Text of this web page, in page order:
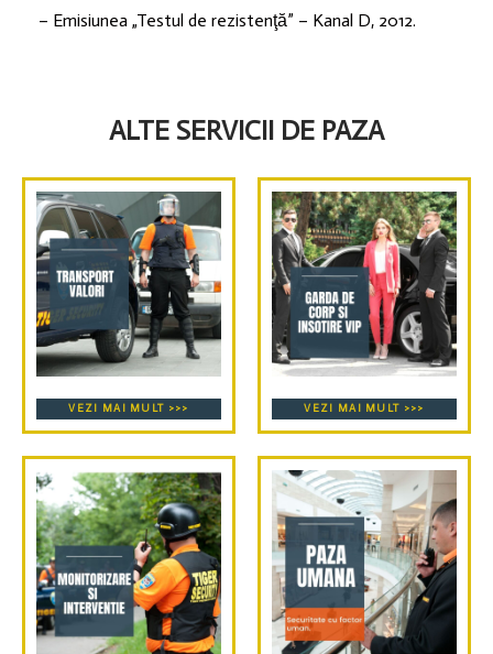
– Emisiunea „Testul de rezistenţă” – Kanal D, 2012.
ALTE SERVICII DE PAZA
VEZI MAI MULT >>>
VEZI MAI MULT >>>